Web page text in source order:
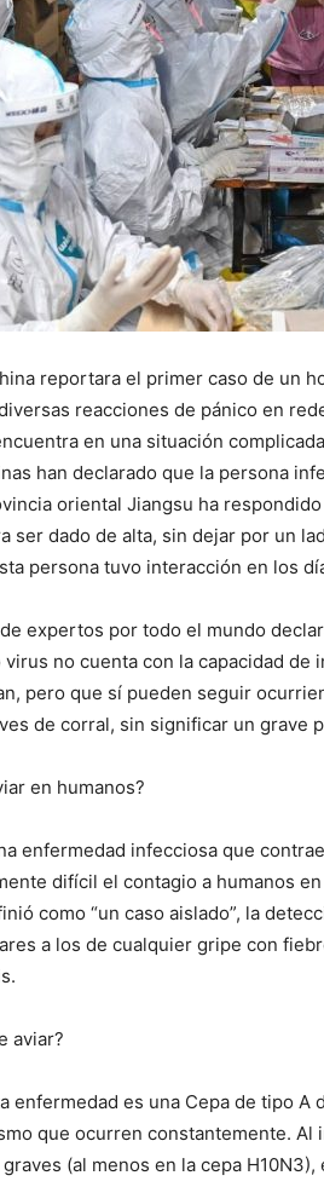
reportara el primer caso de un
reacciones de pánico en
en una situación
han declarado que la persona
oriental Jiangsu ha
ser dado de alta, sin dejar por un
persona tuvo interacción en los
expertos por todo el mundo
no cuenta con la capacidad de
pero que sí pueden seguir
de corral, sin significar un grave
en humanos?
enfermedad infecciosa que
difícil el contagio a humanos
como “un caso aislado”, la
a los de cualquier gripe con
aviar?
enfermedad es una Cepa de tipo
que ocurren constantemente. Al
(al menos en la cepa